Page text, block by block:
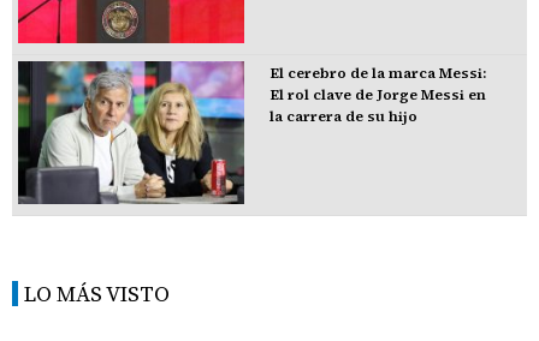
El cerebro de la marca Messi:
El rol clave de Jorge Messi en
la carrera de su hijo
LO MÁS VISTO